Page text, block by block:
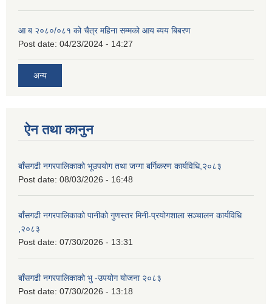
आ ब २०८०/०८१ को चैत्र महिना सम्मको आय ब्यय बिबरण
Post date: 04/23/2024 - 14:27
अन्य
ऐन तथा कानुन
बाँसगढी नगरपालिकाको भूउपयोग तथा जग्गा बर्गिकरण कार्यविधि,२०८३
Post date: 08/03/2026 - 16:48
बाँसगढी नगरपालिकाको पानीको गुणस्तर मिनी-प्रयोगशाला सञ्चालन कार्यविधि
,२०८३
Post date: 07/30/2026 - 13:31
बाँसगढी नगरपालिकाको भु -उपयोग योजना २०८३
Post date: 07/30/2026 - 13:18